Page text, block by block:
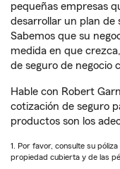
pequeñas empresas
desarrollar un plan de
Sabemos que su
medida en que
de seguro de negocio
Hable con Robert
cotización de seguro
productos son los
1. Por favor, consulte su
propiedad cubierta y de las